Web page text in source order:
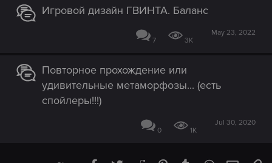
Игровой дизайн ГВИНТА. Баланс
7 3K
May 23, 2022
Повторное прохождение или
удивительные метаморфозы... (есть
спойлеры!!!)
0 1K
Jul 30, 2020